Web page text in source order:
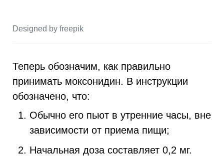
Designed by freepik
Теперь обозначим, как правильно
принимать моксонидин. В инструкции
обозначено, что:
Обычно его пьют в утренние часы, вне
зависимости от приема пищи;
Начальная доза составляет 0,2 мг.